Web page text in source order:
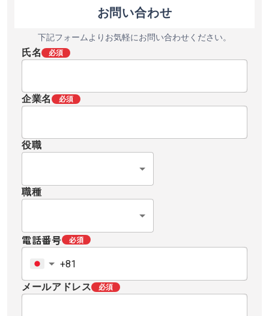
『SE1000』、光コムレーザで傷の深さ
も正確に計測するハイブリット検査機
『HE1000』、両面同時検査向けのチェ
ーン検査機『TM1000』をラインアッ
品をお探しの際は、
お問い合わせ
下記フォームよりお気軽にお問い合わせください。
氏名 必須
企業名 必須
役職
職種
電話番号 必須
メールアドレス 必須